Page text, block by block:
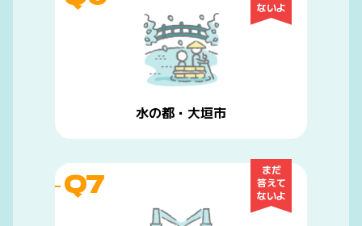
ないよ
水の都・大垣市
まだ
答えて
ないよ
Q7